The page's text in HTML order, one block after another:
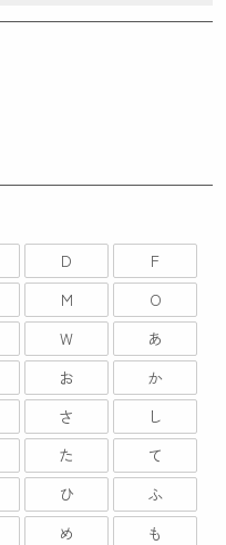
D
F
M
O
W
あ
お
か
さ
し
た
て
ひ
ふ
め
も